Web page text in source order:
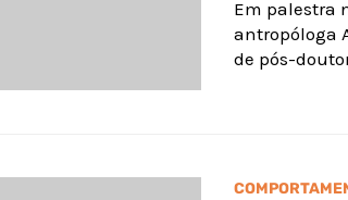
Em palestra
antropóloga
de pós-